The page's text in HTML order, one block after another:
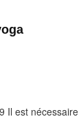
Il est